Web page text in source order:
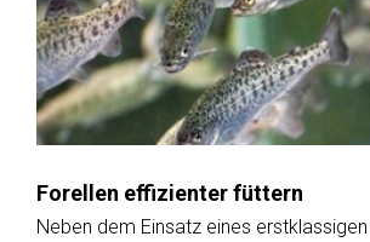
Forellen effizienter füttern
Neben dem Einsatz eines